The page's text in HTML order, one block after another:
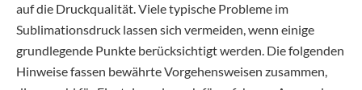
auf die Druckqualität. Viele typische Probleme im
Sublimationsdruck lassen sich vermeiden, wenn einige
grundlegende Punkte berücksichtigt werden. Die folgenden
Hinweise fassen bewährte Vorgehensweisen zusammen,